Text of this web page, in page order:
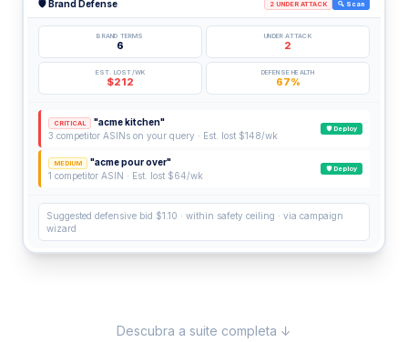
🛡 Brand Defense 2 UNDER ATTACK 🔍 Scan
BRAND TERMS
6
UNDER ATTACK
2
EST. LOST/WK
$212
DEFENSE HEALTH
67%
CRITICAL
"acme kitchen"
3 competitor ASINs on your query · Est. lost $148/wk
🛡 Deploy
MEDIUM
"acme pour over"
1 competitor ASIN · Est. lost $64/wk
🛡 Deploy
Suggested defensive bid $1.10 · within safety ceiling · via campaign
wizard
Descubra a suite completa ↓